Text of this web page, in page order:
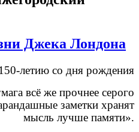
Джека Лондона
летию со дня рождения
всё же прочнее серого
заметки хранят
мысль лучше памяти».